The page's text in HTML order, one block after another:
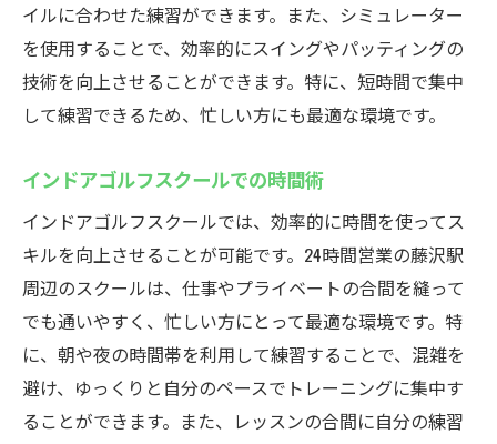
イルに合わせた練習ができます。また、シミュレーター
を使用することで、効率的にスイングやパッティングの
技術を向上させることができます。特に、短時間で集中
して練習できるため、忙しい方にも最適な環境です。
インドアゴルフスクールでの時間術
インドアゴルフスクールでは、効率的に時間を使ってス
キルを向上させることが可能です。24時間営業の藤沢駅
周辺のスクールは、仕事やプライベートの合間を縫って
でも通いやすく、忙しい方にとって最適な環境です。特
に、朝や夜の時間帯を利用して練習することで、混雑を
避け、ゆっくりと自分のペースでトレーニングに集中す
ることができます。また、レッスンの合間に自分の練習